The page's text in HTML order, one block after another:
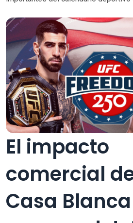
El impacto
comercial
Casa